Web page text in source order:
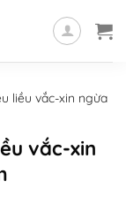
liều vắc-xin ngừa
vắc-xin